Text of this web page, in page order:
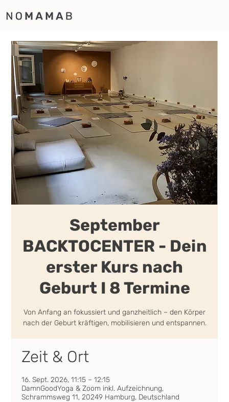
September
BACKTOCENTER - Dein
erster Kurs nach
Geburt I 8 Termine
Von Anfang an fokussiert und ganzheitlich – den Körper
nach der Geburt kräftigen, mobilisieren und entspannen.
Zeit & Ort
16. Sept. 2026, 11:15 – 12:15
DamnGoodYoga & Zoom inkl. Aufzeichnung,
Schrammsweg 11, 20249 Hamburg, Deutschland